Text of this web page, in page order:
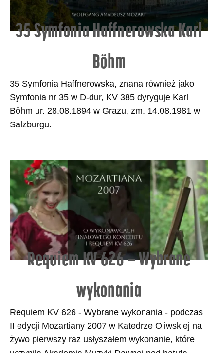
35 Symfonia Haffnerowska Karl
Böhm
35 Symfonia Haffnerowska, znana również jako
Symfonia nr 35 w D-dur, KV 385 dyryguje Karl
Böhm ur. 28.08.1894 w Grazu, zm. 14.08.1981 w
Salzburgu.
Requiem KV 626 – Wybrane
wykonania
Requiem KV 626 - Wybrane wykonania - podczas
II edycji Mozartiany 2007 w Katedrze Oliwskiej na
żywo pierwszy raz usłyszałem wykonanie, które